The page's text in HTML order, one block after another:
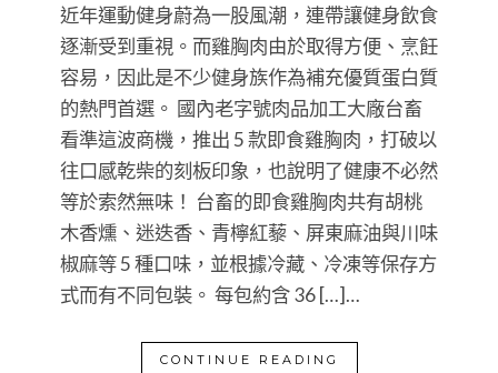
近年運動健身蔚為一股風潮，連帶讓健身飲食
逐漸受到重視。而雞胸肉由於取得方便、烹飪
容易，因此是不少健身族作為補充優質蛋白質
的熱門首選。 國內老字號肉品加工大廠台畜
看準這波商機，推出 5 款即食雞胸肉，打破以
往口感乾柴的刻板印象，也說明了健康不必然
等於索然無味！ 台畜的即食雞胸肉共有胡桃
木香燻、迷迭香、青檸紅藜、屏東麻油與川味
椒麻等 5 種口味，並根據冷藏、冷凍等保存方
式而有不同包裝。 每包約含 36 […]…
CONTINUE READING